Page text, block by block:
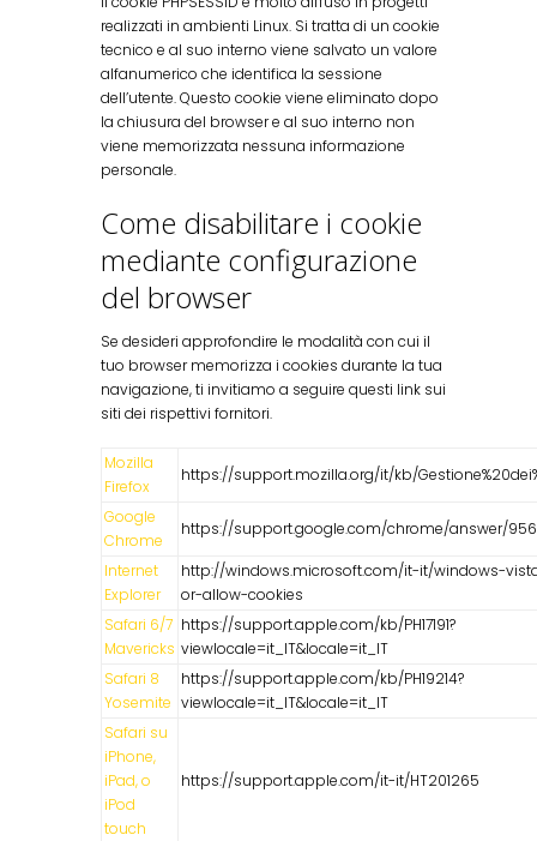
realizzati in ambienti Linux. Si tratta di un cookie
tecnico e al suo interno viene salvato un valore
alfanumerico che identifica la sessione
dell’utente. Questo cookie viene eliminato dopo
la chiusura del browser e al suo interno non
viene memorizzata nessuna informazione
personale.
Come disabilitare i cookie
mediante configurazione
del browser
Se desideri approfondire le modalità con cui il
tuo browser memorizza i cookies durante la tua
navigazione, ti invitiamo a seguire questi link sui
siti dei rispettivi fornitori.
Mozilla
Firefox
https://support.mozilla.org/it/kb/
Google
Chrome
https://support.google.com/chrome/answer/
Internet
Explorer
http://windows.microsoft.com/it-it/windows-
or-allow-cookies
Safari 6/7
Mavericks
https://support.apple.com/kb/PH17191?
viewlocale=it_IT&locale=it_IT
Safari 8
Yosemite
https://support.apple.com/kb/PH19214?
viewlocale=it_IT&locale=it_IT
Safari su
iPhone,
iPad, o
iPod
touch
https://support.apple.com/it-it/HT201265